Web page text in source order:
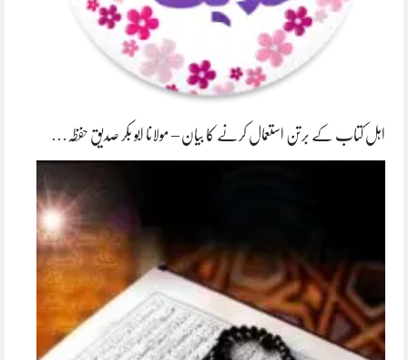
اہل کتاب کے برتن استعمال کرنے کا بیان – مولانا ابو بکر صدیق حفظہ…